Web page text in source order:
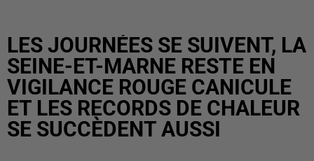
LES JOURNÉES SE SUIVENT, LA
SEINE-ET-MARNE RESTE EN
VIGILANCE ROUGE CANICULE
ET LES RECORDS DE CHALEUR
SE SUCCÈDENT AUSSI